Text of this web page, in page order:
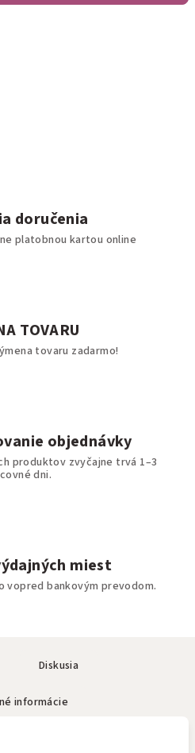
doručenia
platobnou kartou online
TOVARU
tovaru zadarmo!
objednávky
produktov zvyčajne trvá 1–3
dni.
miest
vopred bankovým prevodom.
Diskusia
informácie